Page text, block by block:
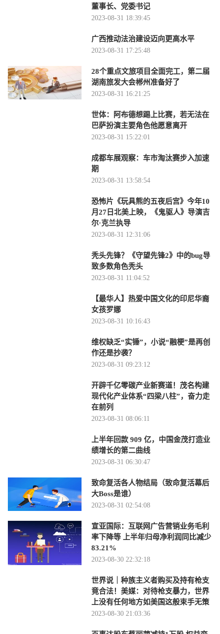
董事长、党委书记
2023-08-31 18:39:45
广西推动法治建设迈向更高水平
2023-08-31 17:25:48
28个重点文旅项目全面完工，第二届
湖南旅发大会郴州准备好了
2023-08-31 16:21:25
世体：阿布德想踢上比赛，若无法在
巴萨扮演主要角色他愿意离开
2023-08-31 15:22:01
成都车展观察：车市淘汰赛步入加速
期
2023-08-31 13:58:54
恐怖片《玩具熊的五夜后宫》今年10
月27日北美上映，《鬼驱人》导演吉
尔·克兰执导
2023-08-31 12:31:06
秃头先锋？《守望先锋2》中的bug导
致多数角色秃头
2023-08-31 11:04:52
【最华人】热爱中国文化的印尼华裔
女孩罗娜
2023-08-31 10:16:43
维权缺乏“实锤”，小说“融梗”是再创
作还是抄袭？
2023-08-31 09:23:12
开辟千亿零碳产业新赛道！茂名构建
现代化产业体系“四梁八柱”，奋力走
在前列
2023-08-31 08:06:11
上半年回款 909 亿，中国金茂打造业
绩增长的第二曲线
2023-08-31 06:30:47
致命复活各人物结局（致命复活幕后
大Boss是谁）
2023-08-31 02:54:08
宣亚国际：互联网广告营销业务毛利
率下降等 上半年归母净利润同比减少
83.21%
2023-08-30 22:32:18
世界说｜种族主义者购买及持有枪支
竟合法！美媒：对待枪支暴力，世界
上没有任何地方如美国这般束手无策
2023-08-30 21:03:36